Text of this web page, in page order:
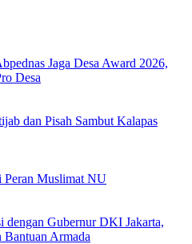
Jaga Desa Award 2026,
Desa
dan Pisah Sambut Kalapas
Peran Muslimat NU
Gubernur DKI Jakarta,
Bantuan Armada